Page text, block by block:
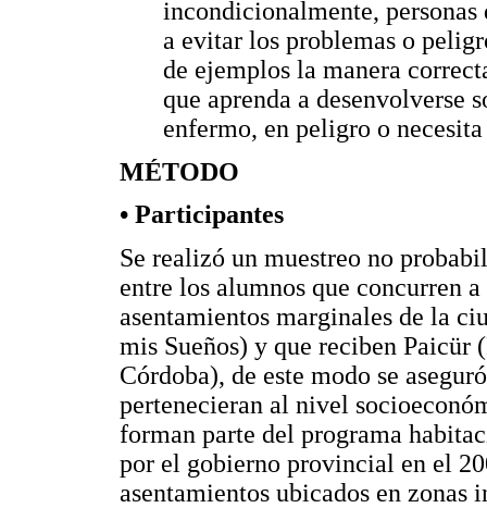
incondicionalmente,
a evitar los problemas o
de ejemplos la manera
que aprenda a desenvolverse
enfermo, en peligro o
MÉTODO
• Participantes
Se realizó un muestreo no
entre los alumnos que concurren
asentamientos marginales de la
mis Sueños) y que reciben Paicür
Córdoba), de este modo se
pertenecieran al nivel
forman parte del programa
por el gobierno provincial en el
asentamientos ubicados en zonas